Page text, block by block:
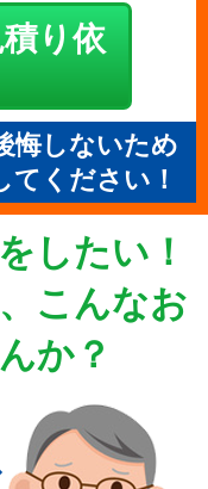
り依
悔しないため
てください！
したい！
こんなお
か？